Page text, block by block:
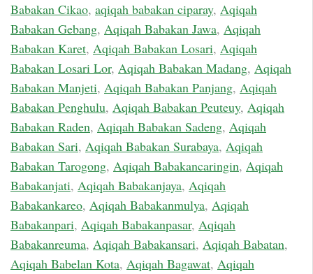
Babakan Cikao, aqiqah babakan ciparay, Aqiqah
Babakan Gebang, Aqiqah Babakan Jawa, Aqiqah
Babakan Karet, Aqiqah Babakan Losari, Aqiqah
Babakan Losari Lor, Aqiqah Babakan Madang, Aqiqah
Babakan Manjeti, Aqiqah Babakan Panjang, Aqiqah
Babakan Penghulu, Aqiqah Babakan Peuteuy, Aqiqah
Babakan Raden, Aqiqah Babakan Sadeng, Aqiqah
Babakan Sari, Aqiqah Babakan Surabaya, Aqiqah
Babakan Tarogong, Aqiqah Babakancaringin, Aqiqah
Babakanjati, Aqiqah Babakanjaya, Aqiqah
Babakankareo, Aqiqah Babakanmulya, Aqiqah
Babakanpari, Aqiqah Babakanpasar, Aqiqah
Babakanreuma, Aqiqah Babakansari, Aqiqah Babatan,
Aqiqah Babelan Kota, Aqiqah Bagawat, Aqiqah